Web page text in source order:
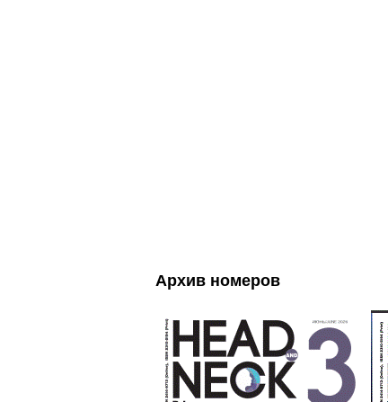
Архив номеров